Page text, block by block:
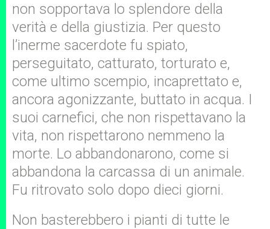
non sopportava lo splendore della
verità e della giustizia. Per questo
l’inerme sacerdote fu spiato,
perseguitato, catturato, torturato e,
come ultimo scempio, incaprettato e,
ancora agonizzante, buttato in acqua. I
suoi carnefici, che non rispettavano la
vita, non rispettarono nemmeno la
morte. Lo abbandonarono, come si
abbandona la carcassa di un animale.
Fu ritrovato solo dopo dieci giorni.
Non basterebbero i pianti di tutte le